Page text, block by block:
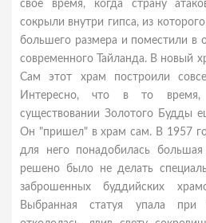
свое время, когда страну
сокрыли внутри гипса, из
большего размера и поместили в
современного Тайланда. В новый
Сам этот храм построили
Интересно, что в то
существовании Золотого Будды
Он "пришел" в храм сам. В 1957
для него понадобилась
решено было не делать
заброшенных буддийских
Выбранная статуя упала при